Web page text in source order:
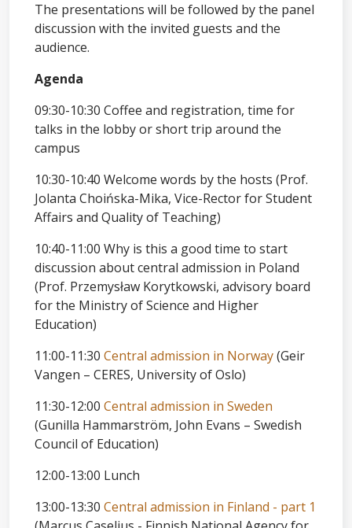
The presentations will be followed by the panel
discussion with the invited guests and the
audience.
Agenda
09:30-10:30 Coffee and registration, time for
talks in the lobby or short trip around the
campus
10:30-10:40 Welcome words by the hosts (Prof.
Jolanta Choińska-Mika, Vice-Rector for Student
Affairs and Quality of Teaching)
10:40-11:00 Why is this a good time to start
discussion about central admission in Poland
(Prof. Przemysław Korytkowski, advisory board
for the Ministry of Science and Higher
Education)
11:00-11:30 Central admission in Norway(Geir
Vangen – CERES, University of Oslo)
11:30-12:00 Central admission in Sweden
(Gunilla Hammarström, John Evans – Swedish
Council of Education)
12:00-13:00 Lunch
13:00-13:30 Central admission in Finland - part 1